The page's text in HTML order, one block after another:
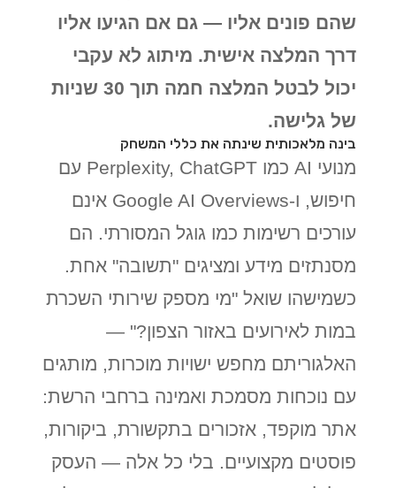
שהם פונים אליו — גם אם הגיעו אליו
דרך המלצה אישית. מיתוג לא עקבי
יכול לבטל המלצה חמה תוך 30 שניות
של גלישה.
בינה מלאכותית שינתה את כללי המשחק
מנועי AI כמו Perplexity, ChatGPT עם
חיפוש, ו-Google AI Overviews אינם
עורכים רשימות כמו גוגל המסורתי. הם
מסנתזים מידע ומציגים "תשובה" אחת.
כשמישהו שואל "מי מספק שירותי השכרת
במות לאירועים באזור הצפון?" —
האלגוריתם מחפש ישויות מוכרות, מותגים
עם נוכחות מסמכת ואמינה ברחבי הרשת:
אתר מוקפד, אזכורים בתקשורת, ביקורות,
פוסטים מקצועיים. בלי כל אלה — העסק